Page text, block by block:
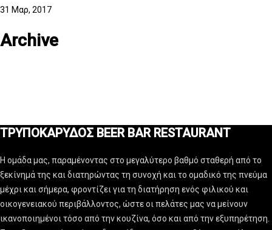
31 Μαρ, 2017
Archive
ΤΡΥΠΟΚΑΡΥΔΟΣ BEER BAR RESTAURANT
Η ομάδα μας, παραμένοντας στο μεγαλύτερο βαθμό σταθερή από το
ξεκίνημά της και διατηρώντας τη συνοχή και το ομαδικό της πνεύμα
μέχρι και σήμερα, φροντίζει για τη διατήρηση ενός φιλικού και
οικογενειακού περιβάλλοντος, ώστε οι πελάτες μας να μείνουν
ικανοποιημένοι τόσο από την κουζίνα, όσο και από την εξυπηρέτηση.